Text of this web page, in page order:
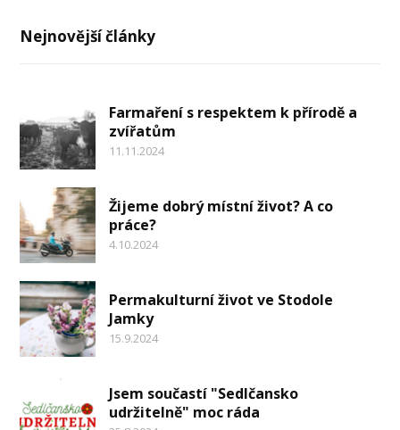
Nejnovější články
Farmaření s respektem k přírodě a
zvířatům
11.11.2024
Žijeme dobrý místní život? A co
práce?
4.10.2024
Permakulturní život ve Stodole
Jamky
15.9.2024
Jsem součastí "Sedlčansko
udržitelně" moc ráda